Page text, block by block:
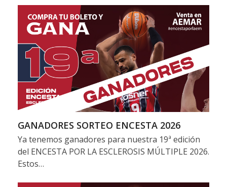
GANADORES SORTEO ENCESTA 2026
Ya tenemos ganadores para nuestra 19ª edición
del ENCESTA POR LA ESCLEROSIS MÚLTIPLE 2026.
Estos…